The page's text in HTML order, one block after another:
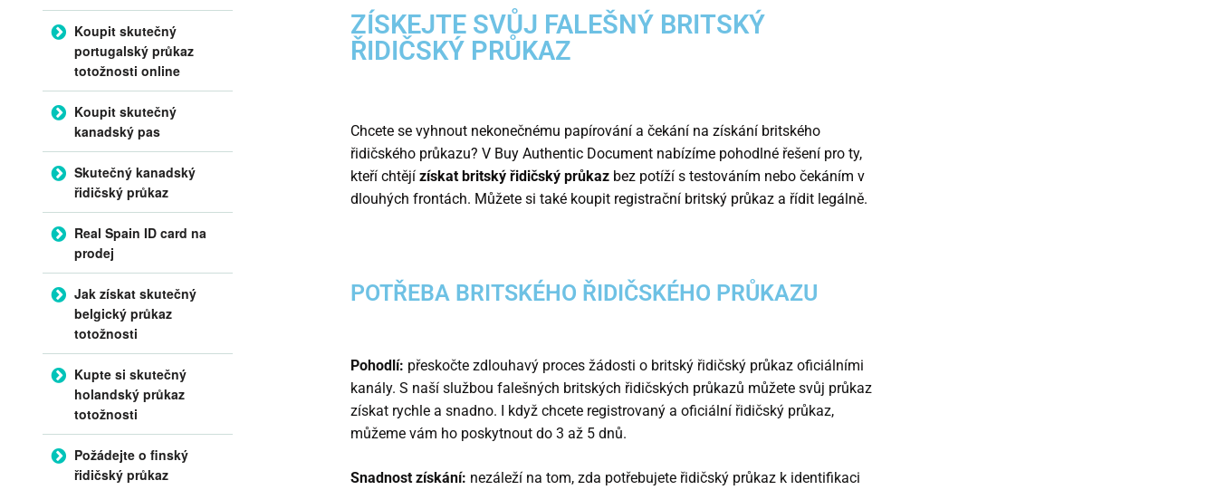
ZÍSKEJTE SVŮJ FALEŠNÝ BRITSKÝ
ŘIDIČSKÝ PRŮKAZ
Chcete se vyhnout nekonečnému papírování a čekání na získání britského
řidičského průkazu? V Buy Authentic Document nabízíme pohodlné řešení pro ty,
kteří chtějí získat britský řidičský průkaz bez potíží s testováním nebo čekáním v
dlouhých frontách. Můžete si také koupit registrační britský průkaz a řídit legálně.
POTŘEBA BRITSKÉHO ŘIDIČSKÉHO PRŮKAZU
Pohodlí: přeskočte zdlouhavý proces žádosti o britský řidičský průkaz oficiálními
kanály. S naší službou falešných britských řidičských průkazů můžete svůj průkaz
získat rychle a snadno. I když chcete registrovaný a oficiální řidičský průkaz,
můžeme vám ho poskytnout do 3 až 5 dnů.
Snadnost získání: nezáleží na tom, zda potřebujete řidičský průkaz k identifikaci
Koupit skutečný
portugalský průkaz
totožnosti online
Koupit skutečný
kanadský pas
Skutečný kanadský
řidičský průkaz
Real Spain ID card na
prodej
Jak získat skutečný
belgický průkaz
totožnosti
Kupte si skutečný
holandský průkaz
totožnosti
Požádejte o finský
řidičský průkaz